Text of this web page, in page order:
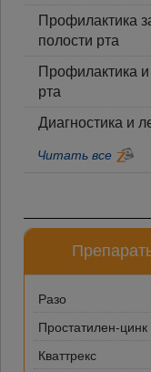
Профилактика
полости рта
Профилактика
рта
Диагностика и
Читать все
Разо
Простатилен-цинк
Кваттрекс